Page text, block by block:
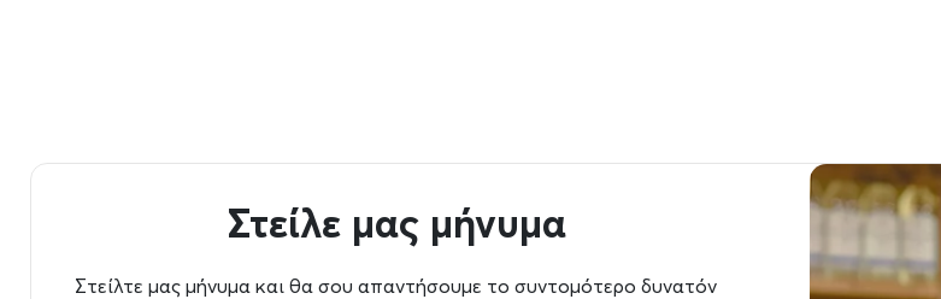
Στείλε μας μήνυμα
Στείλτε μας μήνυμα και θα σου απαντήσουμε το συντομότερο δυνατόν